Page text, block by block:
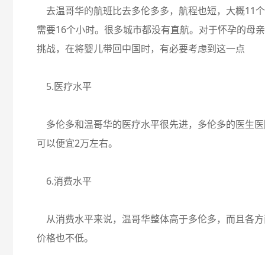
去温哥华的航班比去多伦多多，航程也短，大概11
需要16个小时。很多城市都没有直航。对于怀孕的母
挑战，在将婴儿带回中国时，有必要考虑到这一点
5.医疗水平
多伦多和温哥华的医疗水平很先进，多伦多的医生
可以便宜2万左右。
6.消费水平
从消费水平来说，温哥华整体高于多伦多，而且各
价格也不低。